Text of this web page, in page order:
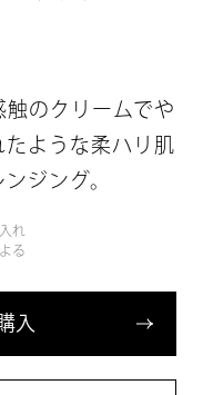
のクリームでや
たような柔ハリ肌
ジング。
れ
る
入